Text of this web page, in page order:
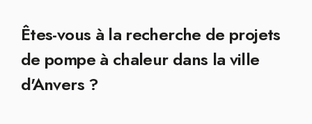
Êtes-vous à la recherche de projets
de pompe à chaleur dans la ville
d'Anvers ?